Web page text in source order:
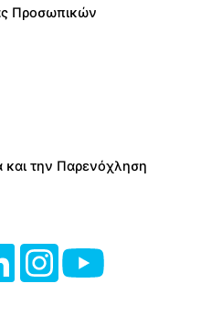
Προσωπικών
και την Παρενόχληση